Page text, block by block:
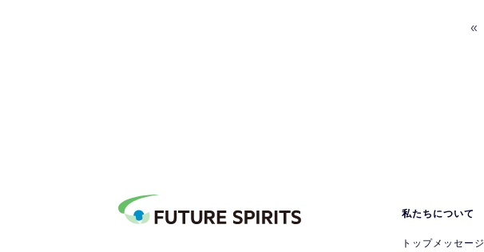
«
私たちについて
トップメッセージ